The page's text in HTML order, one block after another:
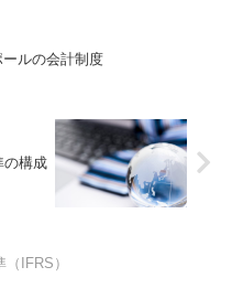
ールの会計制度
の構成
IFRS）